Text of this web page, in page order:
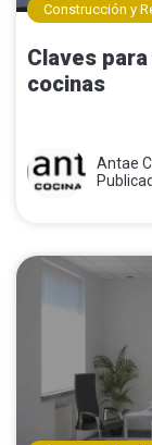
Construcción y
Claves
cocinas
Antae